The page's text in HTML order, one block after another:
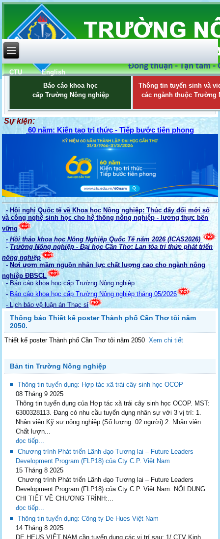
CTU
English
Báo cáo khoa học
cấp Trường Nông nghiệp
Thông tin tuyển sinh và
các ngành thuộc Trường
Sự kiện:
60 năm: Kiến tạo tri thức - Tiếp bước tiên phong
- Hội nghị Quốc tế về Khoa học Nông nghiệp: Thúc đẩy đổi mới số
và công nghệ sinh học cho hệ thống nông nghiệp - lương thực bền
vững
- Hội thảo khoa học Nông Nghiệp Quốc Tế năm 2026 (ICAS2026)
- Trường Nông nghiệp - Đại học Cần Thơ: Lan tỏa tri thức phát triển
nông nghiệp
- Nơi ươm mầm nguồn nhân lực chất lượng cao cho ngành nông
nghiệp ĐBSCL
- Báo cáo khoa học cấp Trường Nông nghiệp
- Báo cáo khoa học cấp Trường Nông nghiệp tháng 05/2026
- Lịch bảo vệ luận án Thạc sỉ
Thông báo Thiết kế poster Thành phố Cần Thơ tôi năm
2050.
Thiết kế poster Thành phố Cần Thơ tôi năm 2050 Xem chi tiết
Bản tin Trường Nông nghiệp
Thông tin tuyển dụng: Hợp tác xã trái cây sinh học OCOP
08 Tháng 9 2025
Thông tin tuyển dụng của Hợp tác xã trái cây sinh học OCOP. MST:
6300328113. Đang có nhu cầu tuyển dụng nhân sự với 3 vị trí: 1.
Nhân viên Kỹ sư nông nghiệp (Số lượng: 02 người) 2. Nhân viên
Chất lượn...
đọc tiếp...
Chương trình Phát triển Lãnh đạo Tương lai – Future Leaders
Development Program (FLP18) của Cty C.P. Việt Nam
15 Tháng 8 2025
Chương trình Phát triển Lãnh đạo Tương lai – Future Leaders
Development Program (FLP18) của Cty C.P. Việt Nam: NỘI DUNG
CHI TIẾT VỀ CHƯƠNG TRÌNH:...
đọc tiếp...
Thông tin tuyển dụng: Công ty De Hues Việt Nam
14 Tháng 8 2025
DE HEUS VIỆT NAM cần tuyển dụng các vị trí sau: 1/ CTV Kinh